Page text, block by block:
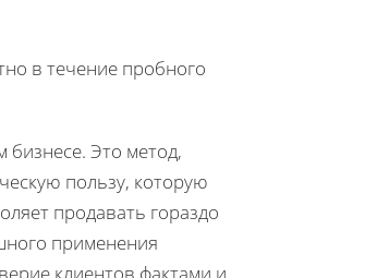
в течение пробного
Это метод,
пользу, которую
продавать гораздо
применения
клиентов фактами и